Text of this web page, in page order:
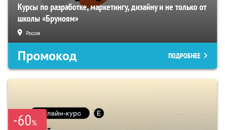
Курсы по разработке, маркетингу, дизайну и не только от
школы «Бруноям»
Россия
Промокод ПОДРОБНЕЕ
-60%